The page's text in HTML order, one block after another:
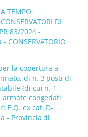
TEMPO
DI
83/2024 -
CONSERVATORIO
la copertura a
di n. 3 posti di
(di cui n. 1
congedati
E.Q. ex cat. D-
- Provincia di